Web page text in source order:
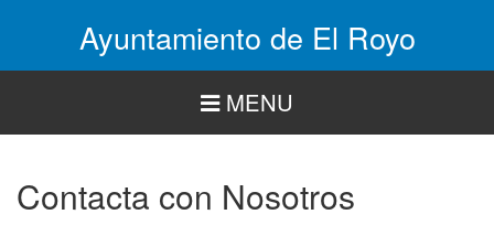
Ayuntamiento de El Royo
MENU
Contacta con Nosotros